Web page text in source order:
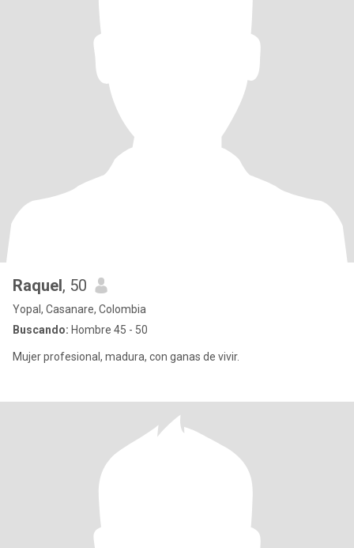
Raquel, 50
Yopal, Casanare, Colombia
Buscando: Hombre 45 - 50
Mujer profesional, madura, con ganas de vivir.